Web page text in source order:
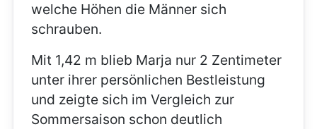
welche Höhen die Männer sich
schrauben.
Mit 1,42 m blieb Marja nur 2 Zentimeter
unter ihrer persönlichen Bestleistung
und zeigte sich im Vergleich zur
Sommersaison schon deutlich